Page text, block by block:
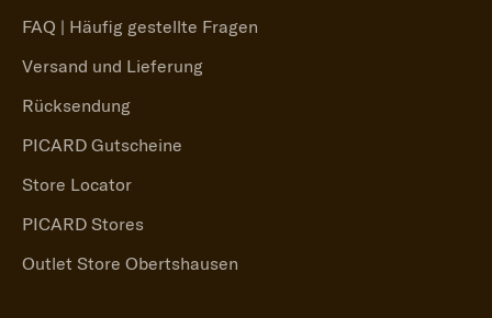
FAQ | Häufig gestellte Fragen
Versand und Lieferung
Rücksendung
PICARD Gutscheine
Store Locator
PICARD Stores
Outlet Store Obertshausen